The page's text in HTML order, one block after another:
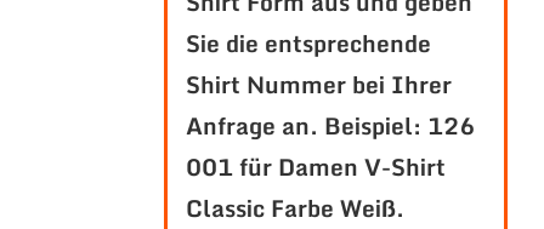
Sie die entsprechende
Shirt Nummer bei Ihrer
Anfrage an. Beispiel: 126
001 für Damen V-Shirt
Classic Farbe Weiß.